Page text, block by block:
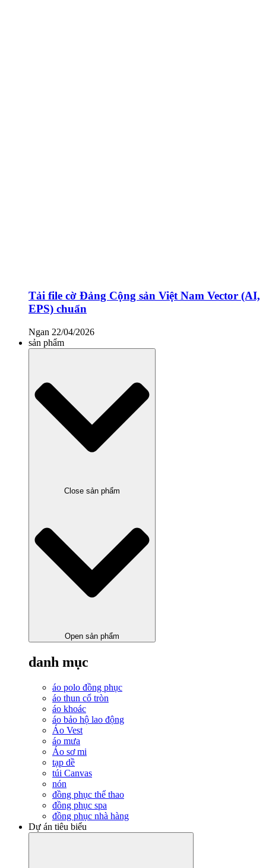
Tải file cờ Đảng Cộng sản Việt Nam Vector (AI,
EPS) chuẩn
Ngan 22/04/2026
sản phẩm
Close sản phẩm
Open sản phẩm
danh mục
áo polo đồng phục
áo thun cổ tròn
áo khoác
áo bảo hộ lao động
Áo Vest
áo mưa
Áo sơ mi
tạp dề
túi Canvas
nón
đồng phục thể thao
đồng phục spa
đồng phục nhà hàng
Dự án tiêu biểu